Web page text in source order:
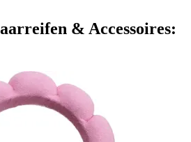
& Accessoires: